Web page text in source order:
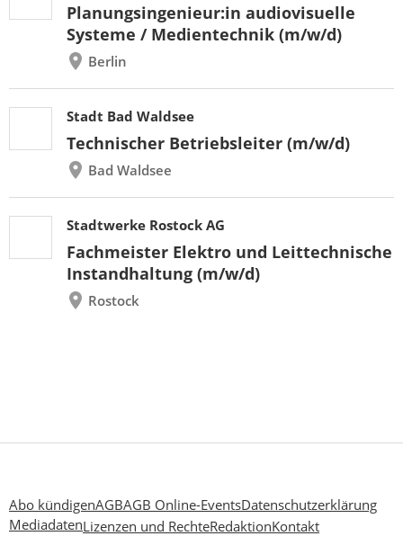
Planungsingenieur:in audiovisuelle
Systeme / Medientechnik (m/w/d)
Berlin
Stadt Bad Waldsee
Technischer Betriebsleiter (m/w/d)
Bad Waldsee
Stadtwerke Rostock AG
Fachmeister Elektro und Leittechnische
Instandhaltung (m/w/d)
Rostock
Abo kündigenAGBAGB Online-EventsDatenschutzerklärung
MediadatenLizenzen und RechteRedaktionKontakt